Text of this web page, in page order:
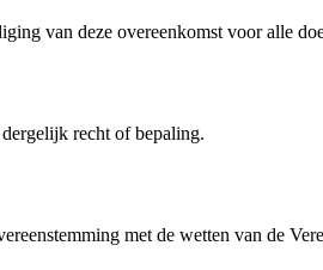
van deze overeenkomst voor alle
recht of bepaling.
met de wetten van de